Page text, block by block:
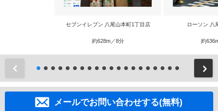
セブンイレブン 八尾山本町1丁目店
約628m／8分
ローソン 八
約
メールでお問い合わせする(無料)